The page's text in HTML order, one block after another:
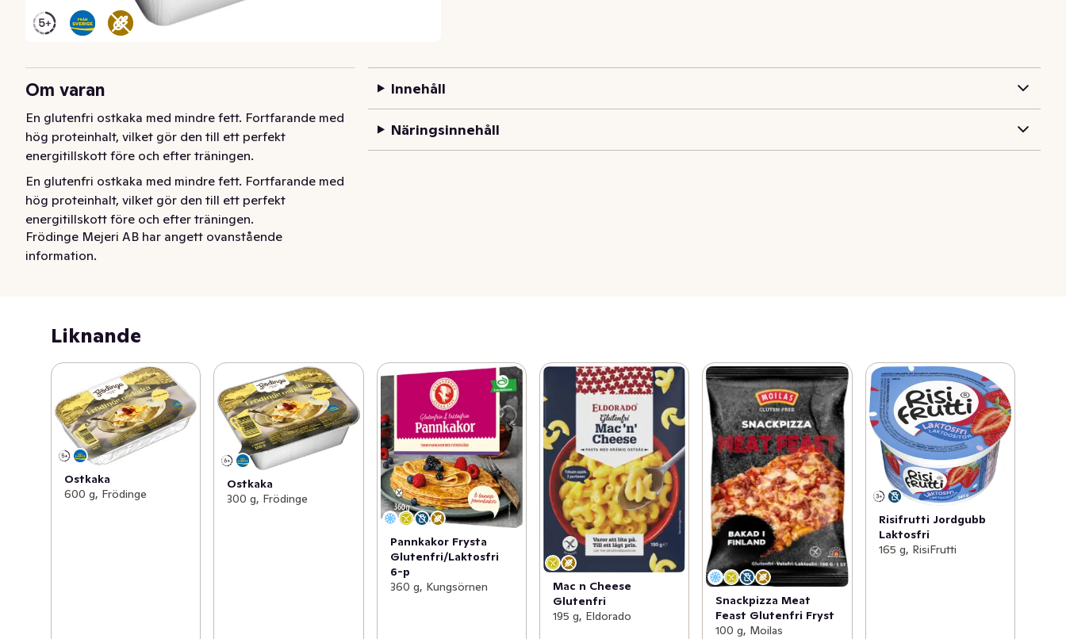
Om varan
En glutenfri ostkaka med mindre fett. Fortfarande med
hög proteinhalt, vilket gör den till ett perfekt
energitillskott före och efter träningen.
En glutenfri ostkaka med mindre fett. Fortfarande med
hög proteinhalt, vilket gör den till ett perfekt
energitillskott före och efter träningen.
Frödinge Mejeri AB har angett ovanstående
information.
Innehåll
Näringsinnehåll
Liknande
Ostkaka
600 g, Frödinge
Ostkaka
300 g, Frödinge
Pannkakor Frysta
Glutenfri/Laktosfri
6-p
360 g, Kungsörnen
Mac n Cheese
Glutenfri
195 g, Eldorado
Snackpizza Meat
Feast Glutenfri Fryst
100 g, Moilas
Risifrutti Jordgubb
Laktosfri
165 g, RisiFrutti